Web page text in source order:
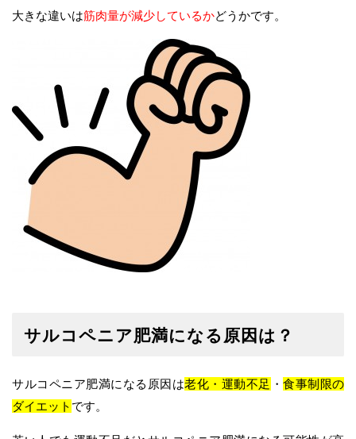
大きな違いは筋肉量が減少しているかどうかです。
サルコペニア肥満になる原因は？
サルコペニア肥満になる原因は老化 ・ 運動不足 ・ 食事制限の
ダイエット です。